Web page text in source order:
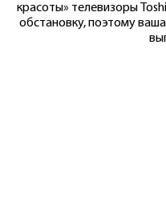
красоты» телевизоры
обстановку, поэтому